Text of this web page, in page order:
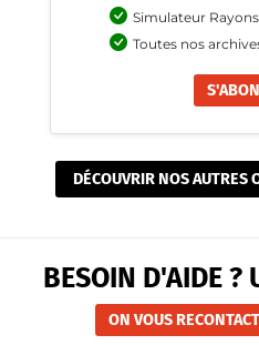
Simulateur
Toutes nos
DÉCOUVRIR NOS AUTRES
BESOIN D'AIDE ?
ON VOUS